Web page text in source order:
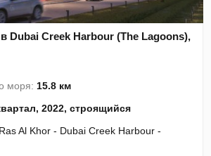
Dubai Creek Harbour (The Lagoons),
моря: 15.8 км
2022, строящийся
Al Khor - Dubai Creek Harbour -